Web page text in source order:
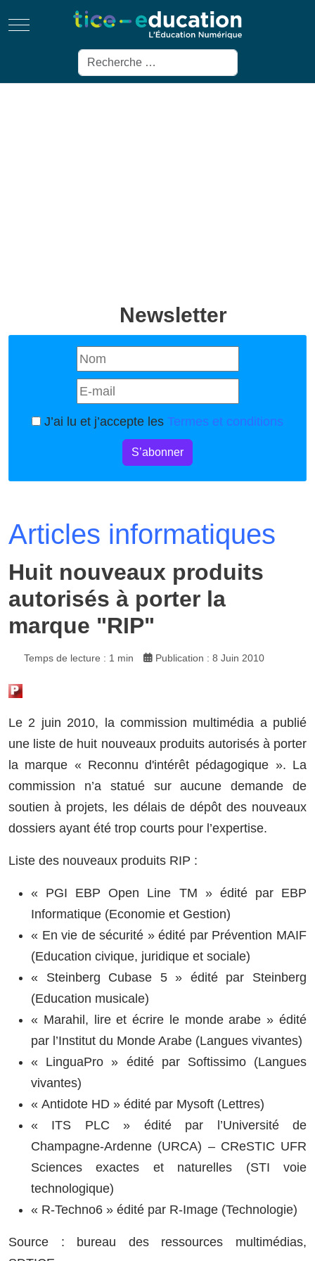
Mobile Menu Toggle
Rechercher
Newsletter
J’ai lu et j’accepte les Termes et conditions
S’abonner
Articles informatiques
Huit nouveaux produits
autorisés à porter la
marque "RIP"
Temps de lecture : 1 min Publication : 8 Juin 2010
Le 2 juin 2010, la commission multimédia a publié
une liste de huit nouveaux produits autorisés à porter
la marque « Reconnu d'intérêt pédagogique ». La
commission n’a statué sur aucune demande de
soutien à projets, les délais de dépôt des nouveaux
dossiers ayant été trop courts pour l’expertise.
Liste des nouveaux produits RIP :
« PGI EBP Open Line TM » édité par EBP
Informatique (Economie et Gestion)
« En vie de sécurité » édité par Prévention MAIF
(Education civique, juridique et sociale)
« Steinberg Cubase 5 » édité par Steinberg
(Education musicale)
« Marahil, lire et écrire le monde arabe » édité
par l’Institut du Monde Arabe (Langues vivantes)
« LinguaPro » édité par Softissimo (Langues
vivantes)
« Antidote HD » édité par Mysoft (Lettres)
« ITS PLC » édité par l’Université de
Champagne-Ardenne (URCA) – CReSTIC UFR
Sciences exactes et naturelles (STI voie
technologique)
« R-Techno6 » édité par R-Image (Technologie)
Source : bureau des ressources multimédias,